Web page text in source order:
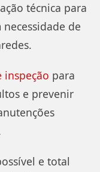
técnica para
de
inspeção para
e prevenir
e total